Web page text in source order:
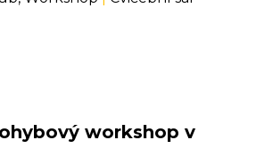
workshop v